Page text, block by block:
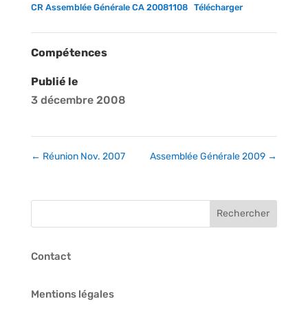
CR Assemblée Générale CA 20081108 Télécharger
Compétences
Publié le
3 décembre 2008
← Réunion Nov. 2007 Assemblée Générale 2009 →
Contact
Mentions légales